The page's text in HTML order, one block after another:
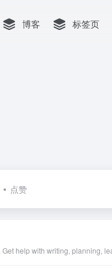
博客 标签页
点赞